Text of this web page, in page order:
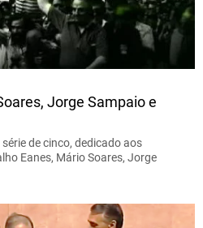
Jorge Sampaio e
de cinco, dedicado aos
Eanes, Mário Soares, Jorge